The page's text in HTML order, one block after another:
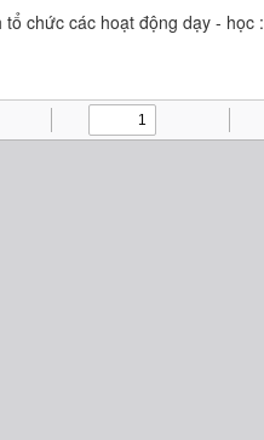
chức các hoạt động dạy - học :